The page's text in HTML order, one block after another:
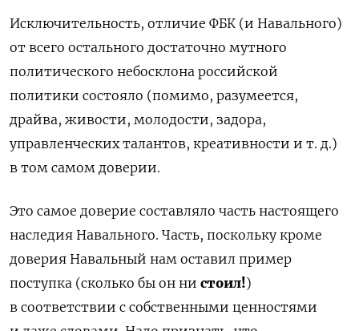
Исключительность, отличие ФБК (и Навального)
от всего остального достаточно мутного
политического небосклона российской
политики состояло (помимо, разумеется,
драйва, живости, молодости, задора,
управленческих талантов, креативности и т. д.)
в том самом доверии.
Это самое доверие составляло часть настоящего
наследия Навального. Часть, поскольку кроме
доверия Навальный нам оставил пример
поступка (сколько бы он ни стоил!)
в соответствии с собственными ценностями